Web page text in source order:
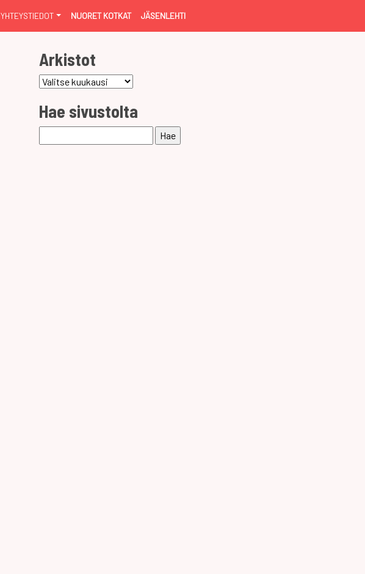
YHTEYSTIEDOT NUORET KOTKAT JÄSENLEHTI
Arkistot
Arkistot
Hae sivustolta